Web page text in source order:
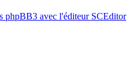
phpBB3 avec l'éditeur SCEditor